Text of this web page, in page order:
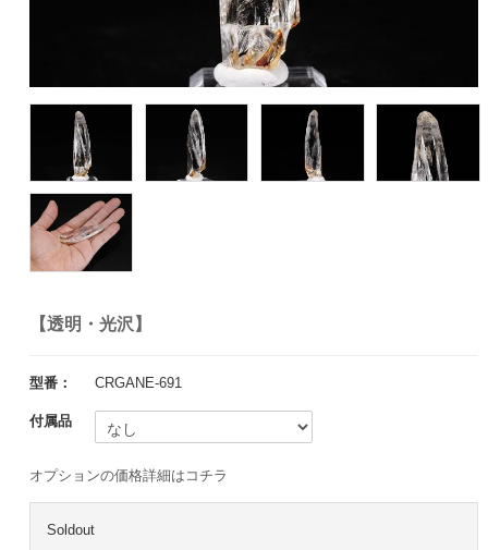
【透明・光沢】
型番： CRGANE-691
付属品
オプションの価格詳細はコチラ
Soldout